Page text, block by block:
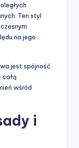
Ten styl
na jego
jest spójność.
całą
wśród
i